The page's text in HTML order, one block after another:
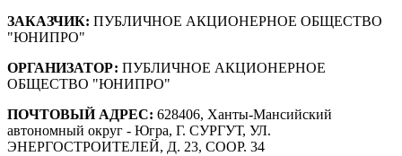
ЗАКАЗЧИК: ПУБЛИЧНОЕ АКЦИОНЕРНОЕ ОБЩЕСТВО
"ЮНИПРО"
ОРГАНИЗАТОР: ПУБЛИЧНОЕ АКЦИОНЕРНОЕ
ОБЩЕСТВО "ЮНИПРО"
ПОЧТОВЫЙ АДРЕС: 628406, Ханты-Мансийский
автономный округ - Югра, Г. СУРГУТ, УЛ.
ЭНЕРГОСТРОИТЕЛЕЙ, Д. 23, СООР. 34